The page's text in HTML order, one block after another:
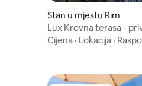
Stan u mjestu Rim
Lux Krovna terasa -
Cijena · Lokacija ·